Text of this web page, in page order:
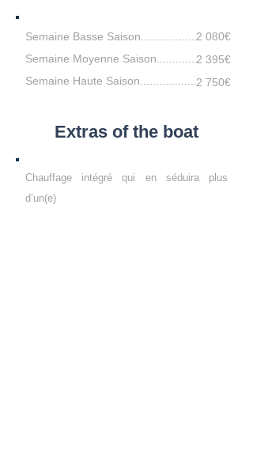
Semaine Basse Saison..................
Semaine Moyenne Saison.............
Semaine Haute Saison..................
2 080€
2 395€
2 750€
Extras of the boat
Chauffage intégré qui en séduira plus
d’un(e)